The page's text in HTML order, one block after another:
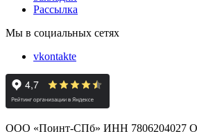
Рассылка
Мы в социальных сетях
vkontakte
ООО «Поинт-СПб» ИНН 7806204027